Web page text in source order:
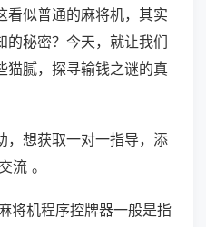
看似普通的麻将机，其实
的秘密？今天，就让我们
猫腻，探寻输钱之谜的真
，想获取一对一指导，添
流 。
将机程序控牌器一般是指